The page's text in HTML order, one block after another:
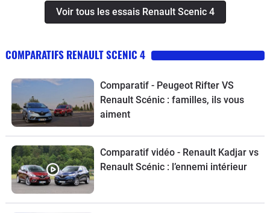
Voir tous les essais Renault Scenic 4
COMPARATIFS RENAULT SCENIC 4
Comparatif - Peugeot Rifter VS
Renault Scénic : familles, ils vous
aiment
Comparatif vidéo - Renault Kadjar vs
Renault Scénic : l’ennemi intérieur